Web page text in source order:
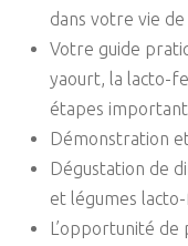
dans votre vie
Votre guide
yaourt, la lacto-
étapes
Démonstration
Dégustation de
et légumes
L’opportunité